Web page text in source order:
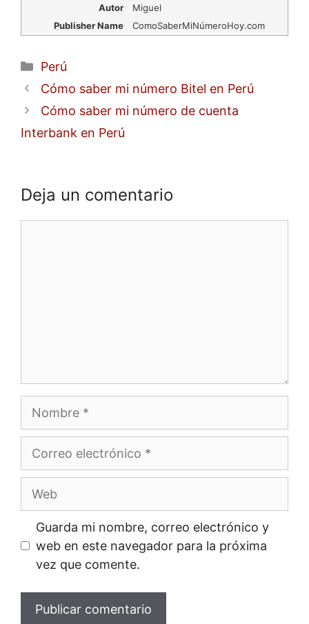
Autor
Miguel
Publisher Name
ComoSaberMiNúmeroHoy.com
Categorías
Perú
Cómo saber mi número Bitel en Perú
Cómo saber mi número de cuenta
Interbank en Perú
Deja un comentario
Correo
Guarda mi nombre, correo electrónico y
web en este navegador para la próxima
vez que comente.